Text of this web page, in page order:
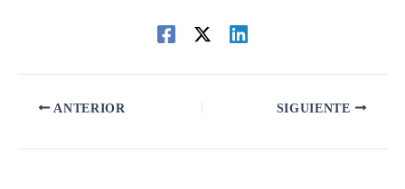
ANTERIOR SIGUIENTE